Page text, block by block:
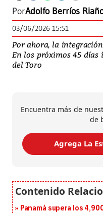
PorAdolfo Berríos
03/06/2026 15:51
Por ahora, la
En los próximos 45
del Toro
Encuentra más de
de
Agrega La
Panamá supera los